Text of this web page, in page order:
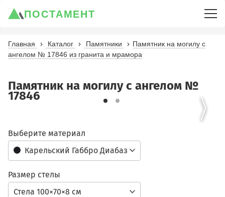
ПОСТАМЕНТ
Главная Каталог Памятники
Памятник на могилу с
ангелом № 17846 из гранита и мрамора
Памятник на могилу с ангелом №
17846
Карельский Габбро Диабаз
Выберите материал
Стела 100×70×8 см
Размер стелы